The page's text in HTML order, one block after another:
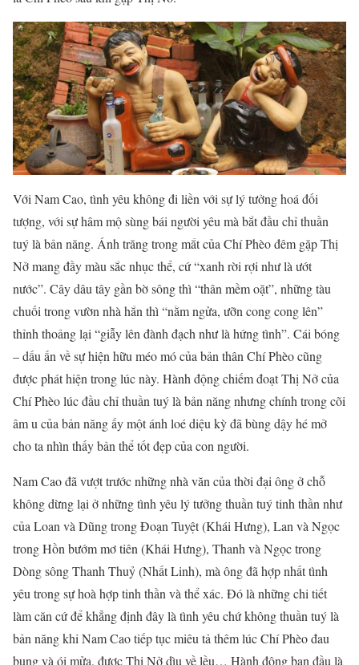
Với Nam Cao, tình yêu không đi liền với sự lý tưởng hoá đối
tượng, với sự hâm mộ sùng bái người yêu mà bắt đầu chỉ thuần
tuý là bản năng. Ánh trăng trong mắt của Chí Phèo đêm gặp Thị
Nở mang đầy màu sắc nhục thể, cứ “xanh rời rợi như là ướt
nước”. Cây dâu tây gần bờ sông thì “thân mềm oặt”, những tàu
chuối trong vườn nhà hắn thì “nằm ngửa, ưỡn cong cong lên”
thỉnh thoảng lại “giẫy lên đành đạch như là hứng tình”. Cái bóng
– dấu ấn về sự hiện hữu méo mó của bản thân Chí Phèo cũng
được phát hiện trong lúc này. Hành động chiếm đoạt Thị Nở của
Chí Phèo lúc đầu chỉ thuần tuý là bản năng nhưng chính trong cõi
âm u của bản năng ấy một ánh loé diệu kỳ đã bùng dậy hé mở
cho ta nhìn thấy bản thể tốt đẹp của con người.
Nam Cao đã vượt trước những nhà văn của thời đại ông ở chỗ
không dừng lại ở những tình yêu lý tưởng thuần tuý tinh thần như
của Loan và Dũng trong Đoạn Tuyệt (Khái Hưng), Lan và Ngọc
trong Hồn bướm mơ tiên (Khái Hưng), Thanh và Ngọc trong
Dòng sông Thanh Thuỷ (Nhất Linh), mà ông đã hợp nhất tình
yêu trong sự hoà hợp tinh thần và thể xác. Đó là những chi tiết
làm căn cứ để khẳng định đây là tình yêu chứ không thuần tuý là
bản năng khi Nam Cao tiếp tục miêu tả thêm lúc Chí Phèo đau
bụng và ói mửa, được Thị Nở dìu về lều… Hành động ban đầu là